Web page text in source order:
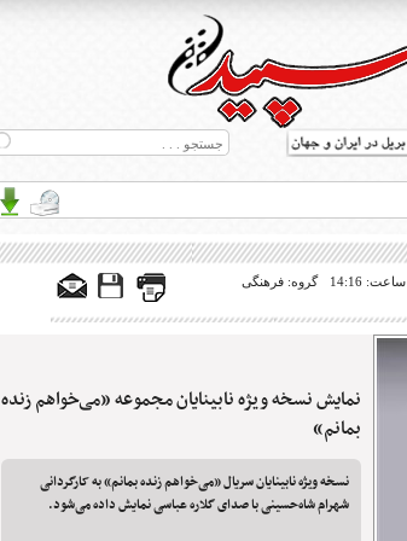
ساعت: 14:16 گروه: فرهنگی
نمایش نسخه ویژه نابینایان مجموعه «می‌خواهم زنده
بمانم»
نسخه ویژه نابینایان سریال «می‌خواهم زنده بمانم» به کارگردانی
شهرام شاه‌حسینی با صدای گلاره عباسی نمایش داده می‌شود.